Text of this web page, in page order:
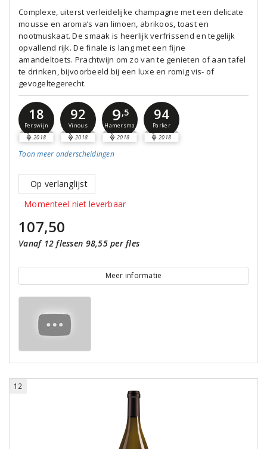
Complexe, uiterst verleidelijke champagne met een delicate
mousse en aroma’s van limoen, abrikoos, toast en
nootmuskaat. De smaak is heerlijk verfrissend en tegelijk
opvallend rijk. De finale is lang met een fijne
amandeltoets. Prachtwijn om zo van te genieten of aan tafel
te drinken, bijvoorbeeld bij een luxe en romig vis- of
gevogeltegerecht.
18
Perswijn
2018
92
Vinous
2018
9,5
Hamersma
2018
94
Parker
2018
Toon meer onderscheidingen
Op verlanglijst
Momenteel niet leverbaar
107,50
Vanaf 12 flessen 98,55 per fles
Meer informatie
12